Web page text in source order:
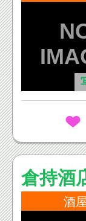
倉持酒
酒